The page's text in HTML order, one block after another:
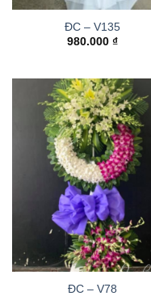
ĐC – V135
980.000 ₫
ĐC – V78